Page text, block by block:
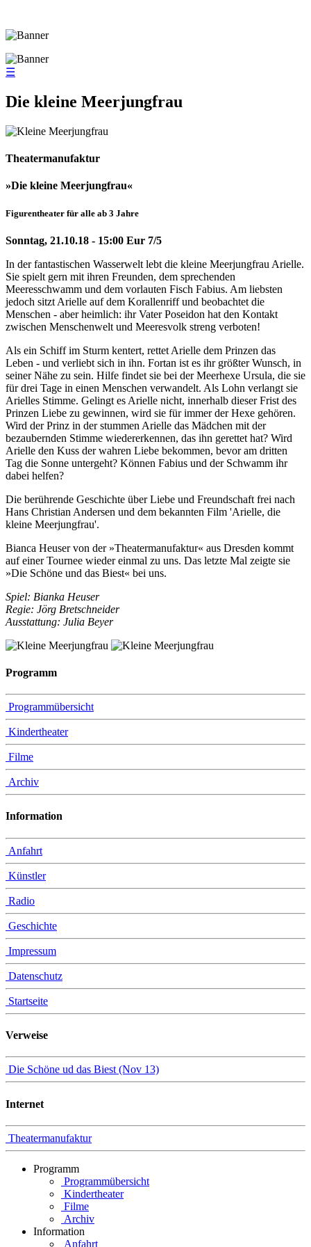
☰
Die kleine Meerjungfrau
Theatermanufaktur
»Die kleine Meerjungfrau«
Figurentheater für alle ab 3 Jahre
Sonntag, 21.10.18 - 15:00 Eur 7/5
In der fantastischen Wasserwelt lebt die kleine Meerjungfrau Arielle.
Sie spielt gern mit ihren Freunden, dem sprechenden
Meeresschwamm und dem vorlauten Fisch Fabius. Am liebsten
jedoch sitzt Arielle auf dem Korallenriff und beobachtet die
Menschen - aber heimlich: ihr Vater Poseidon hat den Kontakt
zwischen Menschenwelt und Meeresvolk streng verboten!
Als ein Schiff im Sturm kentert, rettet Arielle dem Prinzen das
Leben - und verliebt sich in ihn. Fortan ist es ihr größter Wunsch, in
seiner Nähe zu sein. Hilfe findet sie bei der Meerhexe Ursula, die sie
für drei Tage in einen Menschen verwandelt. Als Lohn verlangt sie
Arielles Stimme. Gelingt es Arielle nicht, innerhalb dieser Frist des
Prinzen Liebe zu gewinnen, wird sie für immer der Hexe gehören.
Wird der Prinz in der stummen Arielle das Mädchen mit der
bezaubernden Stimme wiedererkennen, das ihn gerettet hat? Wird
Arielle den Kuss der wahren Liebe bekommen, bevor am dritten
Tag die Sonne untergeht? Können Fabius und der Schwamm ihr
dabei helfen?
Die berührende Geschichte über Liebe und Freundschaft frei nach
Hans Christian Andersen und dem bekannten Film 'Arielle, die
kleine Meerjungfrau'.
Bianca Heuser von der »Theatermanufaktur« aus Dresden kommt
auf einer Tournee wieder einmal zu uns. Das letzte Mal zeigte sie
»Die Schöne und das Biest« bei uns.
Spiel: Bianka Heuser
Regie: Jörg Bretschneider
Ausstattung: Julia Beyer
Programm
Programmübersicht
Kindertheater
Filme
Archiv
Information
Anfahrt
Künstler
Radio
Geschichte
Impressum
Datenschutz
Startseite
Verweise
Die Schöne ud das Biest (Nov 13)
Internet
Theatermanufaktur
Programm
Programmübersicht
Kindertheater
Filme
Archiv
Information
Anfahrt